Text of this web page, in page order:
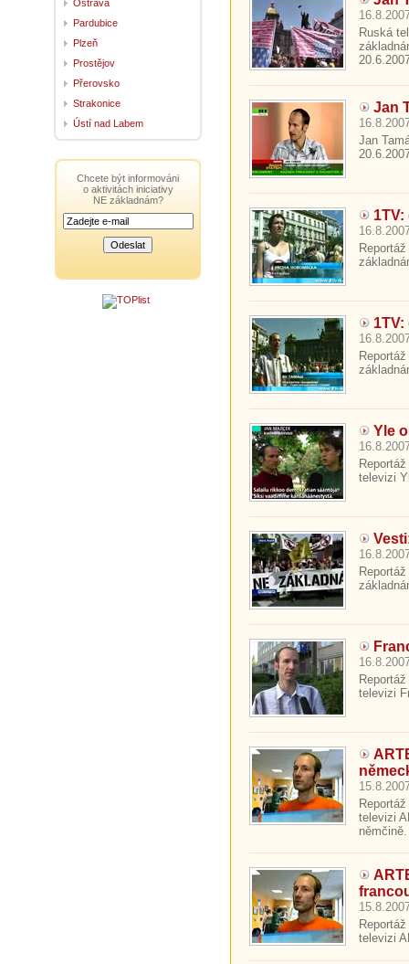
Ruská
Jan
Jan
1TV:
1TV:
Yle
televizi
televizi
televizi
televizi
Ostrava
Pardubice
Plzeň
Prostějov
Přerovsko
Strakonice
Ústí nad Labem
Chcete být informováni
o aktivitách iniciativy
NE základnám?